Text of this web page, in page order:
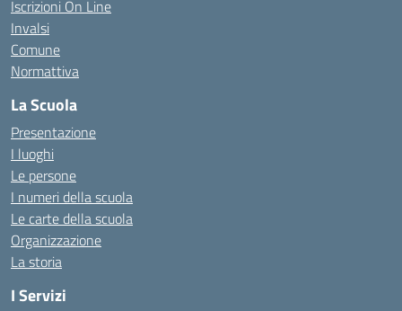
Iscrizioni On Line
Invalsi
Comune
Normattiva
La Scuola
Presentazione
I luoghi
Le persone
I numeri della scuola
Le carte della scuola
Organizzazione
La storia
I Servizi